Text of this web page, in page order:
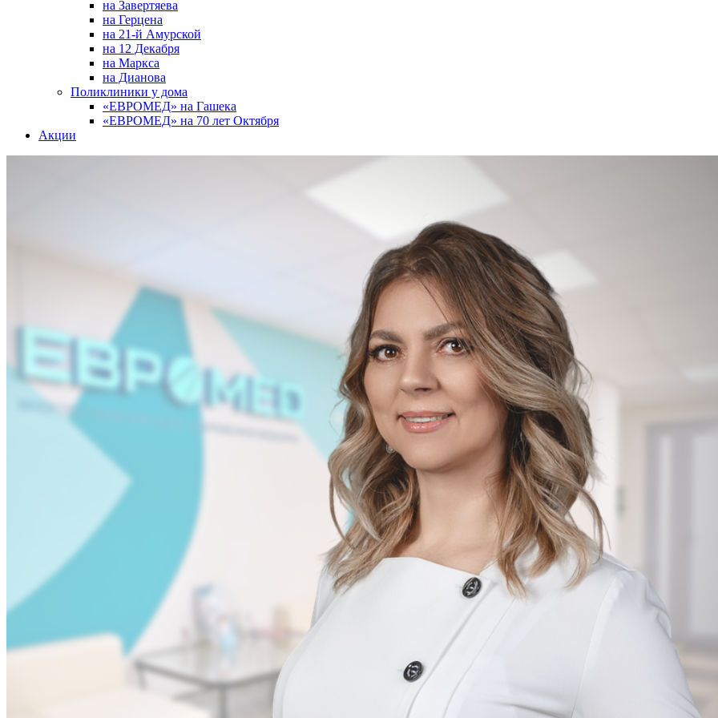
на Завертяева
на Герцена
на 21-й Амурской
на 12 Декабря
на Маркса
на Дианова
Поликлиники у дома
«ЕВРОМЕД» на Гашека
«ЕВРОМЕД» на 70 лет Октября
Акции